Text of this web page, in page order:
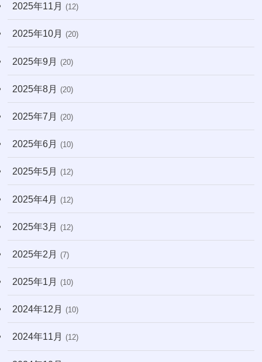
2025年11月 (12)
2025年10月 (20)
2025年9月 (20)
2025年8月 (20)
2025年7月 (20)
2025年6月 (10)
2025年5月 (12)
2025年4月 (12)
2025年3月 (12)
2025年2月 (7)
2025年1月 (10)
2024年12月 (10)
2024年11月 (12)